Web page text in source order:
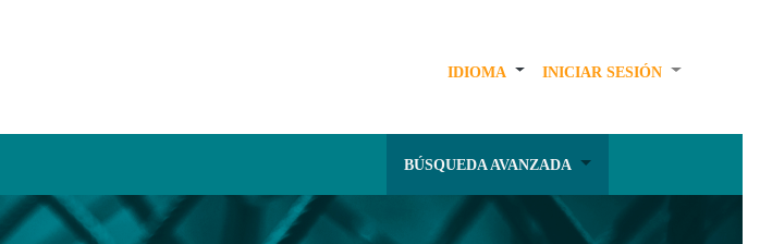
IDIOMA INICIAR SESIÓN
BÚSQUEDA AVANZADA